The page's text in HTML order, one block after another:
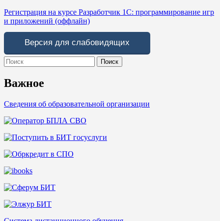
Регистрация на курсе Разработчик 1С: программирование игр
и приложений (оффлайн)
Версия для слабовидящих
Search
for:
Важное
Сведения об образовательной организации